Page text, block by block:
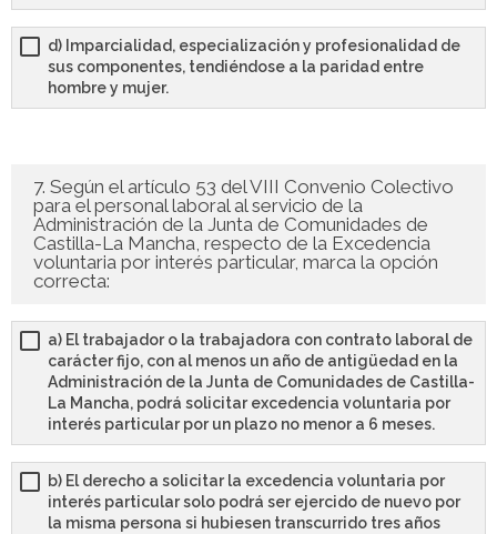
d) Imparcialidad, especialización y profesionalidad de
sus componentes, tendiéndose a la paridad entre
hombre y mujer.
7. Según el artículo 53 del VIII Convenio Colectivo
para el personal laboral al servicio de la
Administración de la Junta de Comunidades de
Castilla-La Mancha, respecto de la Excedencia
voluntaria por interés particular, marca la opción
correcta:
a) El trabajador o la trabajadora con contrato laboral de
carácter fijo, con al menos un año de antigüedad en la
Administración de la Junta de Comunidades de Castilla-
La Mancha, podrá solicitar excedencia voluntaria por
interés particular por un plazo no menor a 6 meses.
b) El derecho a solicitar la excedencia voluntaria por
interés particular solo podrá ser ejercido de nuevo por
la misma persona si hubiesen transcurrido tres años